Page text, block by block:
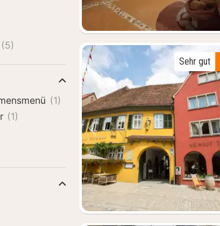
Vorheriges Bild
Sehr gut
(5)
(1)
(1)